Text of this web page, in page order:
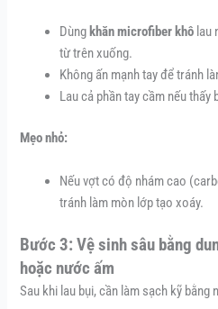
Dùng khăn microfiber khô lau
từ trên xuống.
Không ấn mạnh tay để tránh
Lau cả phần tay cầm nếu
Mẹo nhỏ:
Nếu vợt có độ nhám cao
tránh làm mòn lớp tạo xoáy.
Bước 3: Vệ sinh sâu bằng
hoặc nước ấm
Sau khi lau bụi, cần làm sạch kỹ bằng